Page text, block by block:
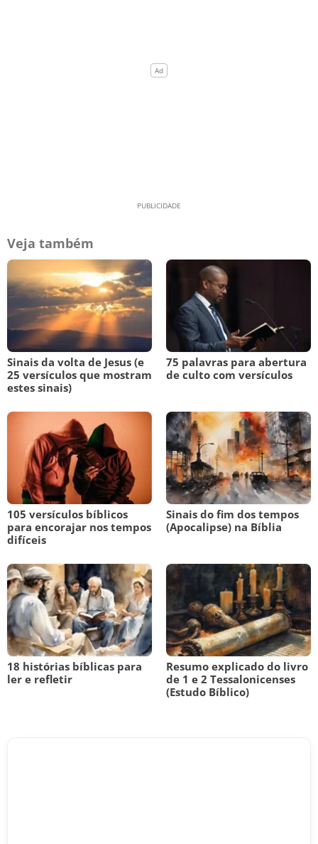
Veja também
Sinais da volta de Jesus (e
25 versículos que mostram
estes sinais)
75 palavras para abertura
de culto com versículos
105 versículos bíblicos
para encorajar nos tempos
difíceis
Sinais do fim dos tempos
(Apocalipse) na Bíblia
18 histórias bíblicas para
ler e refletir
Resumo explicado do livro
de 1 e 2 Tessalonicenses
(Estudo Bíblico)